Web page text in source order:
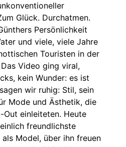
Glück. Durchatmen.
Persönlichkeit
und viele, viele Jahre
Touristen in der
Video ging viral,
kein Wunder: es ist
wir ruhig: Stil, sein
Mode und Ästhetik, die
Out einleiteten. Heute
freundlichste
als Model, über ihn freuen